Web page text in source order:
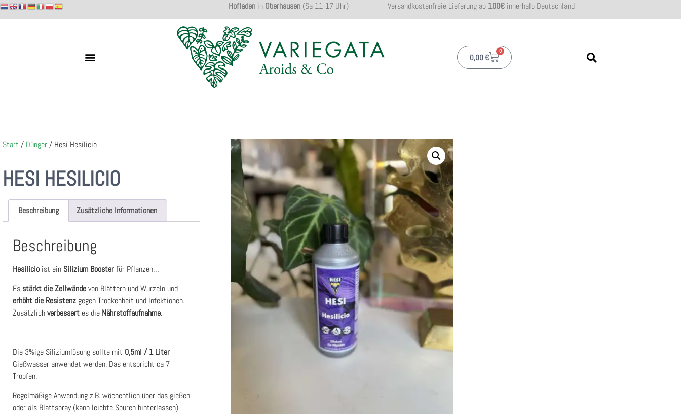
Hofladen in Oberhausen (Sa 11-17 Uhr) Versandkostenfreie Lieferung ab 100€ innerhalb Deutschland
0,00€
0
Start / Dünger/ Hesi Hesilicio
HESI HESILICIO
Beschreibung Zusätzliche Informationen
Beschreibung
Hesilicio ist ein Silizium Boosterfür Pflanzen…
Es stärkt die Zellwändevon Blättern und Wurzeln und
erhöht die Resistenz gegen Trockenheit und Infektionen.
Zusätzlichverbessert es die Nährstoffaufnahme.
Die 3%ige Siliziumlösung sollte mit 0,5ml / 1 Liter
Gießwasser anwendet werden. Das entspricht ca 7
Tropfen.
Regelmäßige Anwendung z.B. wöchentlich über das gießen
oder als Blattspray (kann leichte Spuren hinterlassen).